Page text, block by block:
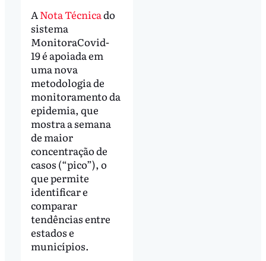
A Nota Técnicado
sistema
MonitoraCovid-
19 é apoiada em
uma nova
metodologia de
monitoramento da
epidemia, que
mostra a semana
de maior
concentração de
casos (“pico”), o
que permite
identificar e
comparar
tendências entre
estados e
municípios.